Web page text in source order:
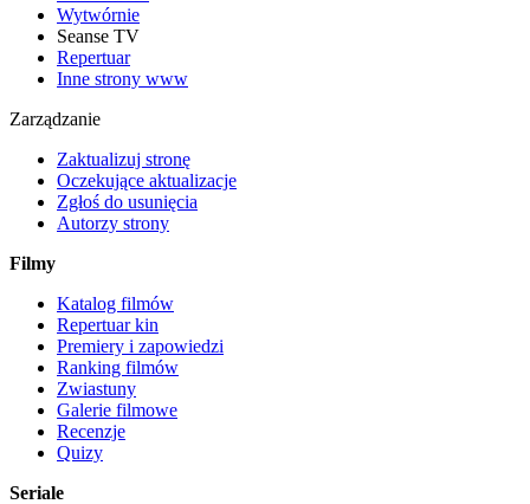
Wytwórnie
Seanse TV
Repertuar
Inne strony www
Zarządzanie
Zaktualizuj stronę
Oczekujące aktualizacje
Zgłoś do usunięcia
Autorzy strony
Filmy
Katalog filmów
Repertuar kin
Premiery i zapowiedzi
Ranking filmów
Zwiastuny
Galerie filmowe
Recenzje
Quizy
Seriale